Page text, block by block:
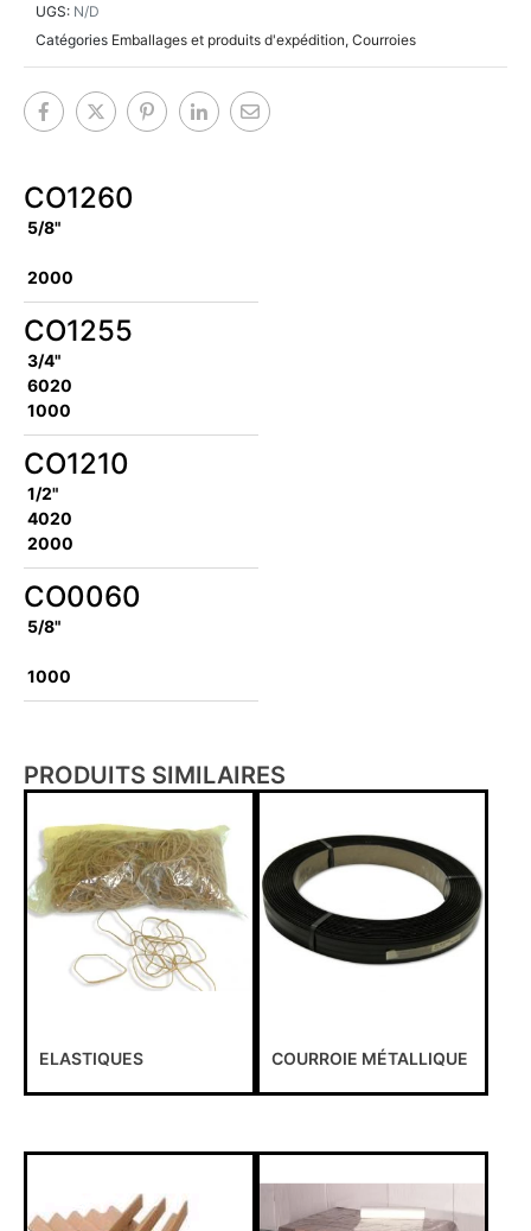
UGS: N/D
Catégories Emballages et produits d'expédition, Courroies
CO1260
5/8"
2000
CO1255
3/4"
6020
1000
CO1210
1/2"
4020
2000
CO0060
5/8"
1000
PRODUITS SIMILAIRES
ELASTIQUES COURROIE MÉTALLIQUE